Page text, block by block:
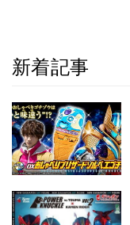
新着記事